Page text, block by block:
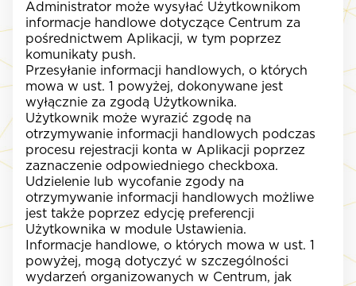
Administrator może wysyłać Użytkownikom
informacje handlowe dotyczące Centrum za
pośrednictwem Aplikacji, w tym poprzez
komunikaty push.
Przesyłanie informacji handlowych, o których
mowa w ust. 1 powyżej, dokonywane jest
wyłącznie za zgodą Użytkownika.
Użytkownik może wyrazić zgodę na
otrzymywanie informacji handlowych podczas
procesu rejestracji konta w Aplikacji poprzez
zaznaczenie odpowiedniego checkboxa.
Udzielenie lub wycofanie zgody na
otrzymywanie informacji handlowych możliwe
jest także poprzez edycję preferencji
Użytkownika w module Ustawienia.
Informacje handlowe, o których mowa w ust. 1
powyżej, mogą dotyczyć w szczególności
wydarzeń organizowanych w Centrum, jak